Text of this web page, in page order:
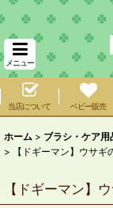
メニュー
当店について ベビー販売
ホーム > ブラシ・ケア用
>
【ドギーマン】ウサ
【ドギーマン】